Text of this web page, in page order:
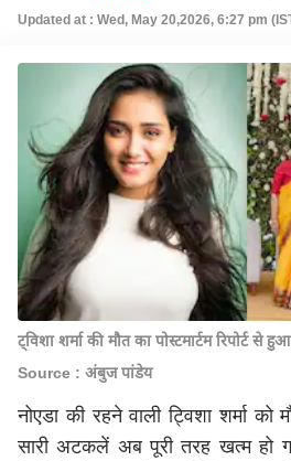
Updated at : Wed, May 20,2026, 6:27 pm
ट्विशा शर्मा की मौत का पोस्टमार्टम रिपोर्ट से
Source : अंबुज पांडेय
नोएडा की रहने वाली ट्विशा शर्मा
सारी अटकलें अब पूरी तरह खत्म हो